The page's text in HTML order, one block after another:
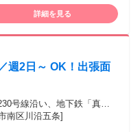
・通勤手当
資格をお持ちの方 ＝＝
験の方、資格
にご
詳細を見る
週2日～ OK！出張面
号線沿い、地下鉄「真駒
南区川沿五条]